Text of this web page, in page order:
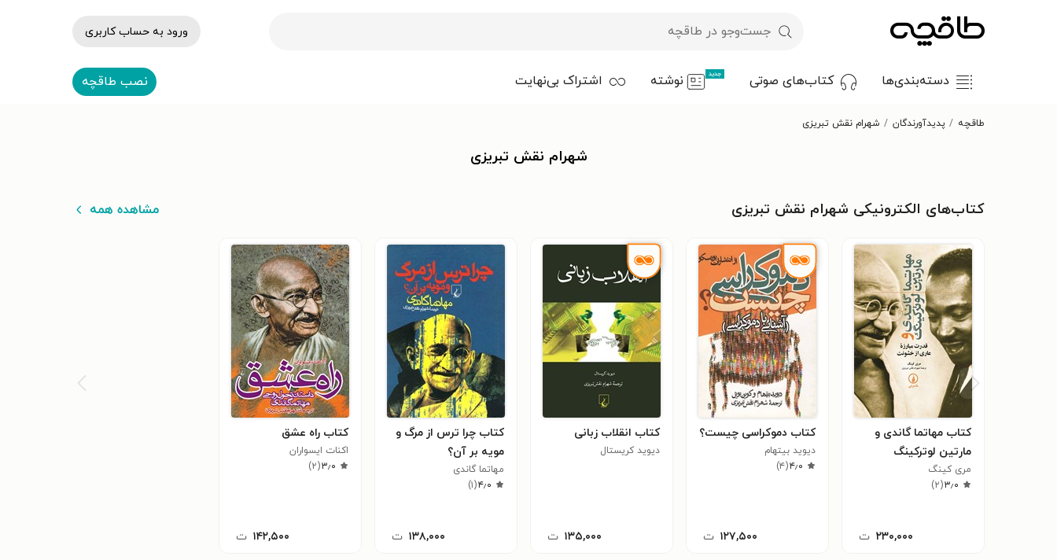
ورود به حساب کاربری
دسته‌بندی‌ها کتاب‌های صوتی جدید نوشته اشتراک بی‌نهایت نصب طاقچه
طاقچه پدیدآورندگان شهرام نقش تبریزی
شهرام نقش تبریزی
کتاب‌های الکترونیکی شهرام نقش تبریزی مشاهده همه
کتاب مهاتما گاندی و
مارتین لوترکینگ
مری کینگ
۳٫۰(۲)
۲۳۰,۰۰۰ ت
کتاب دموکراسی چیست؟
دیوید بیتهام
۴٫۰(۴)
۱۲۷,۵۰۰ ت
کتاب انقلاب زبانی
دیوید کریستال
۱۳۵,۰۰۰ ت
کتاب چرا ترس از مرگ و
مویه بر آن؟
مهاتما گاندی
۴٫۰(۱)
۱۳۸,۰۰۰ ت
کتاب راه عشق
اکنات ایسواران
۳٫۰(۲)
۱۴۲,۵۰۰ ت